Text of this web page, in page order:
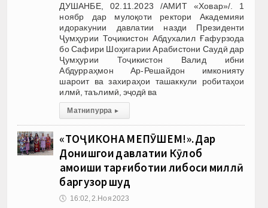
ДУШАНБЕ, 02.11.2023 /АМИТ «Ховар»/. 1
ноябр дар мулоқоти ректори Академияи
идоракунии давлатии назди Президенти
Ҷумҳурии Тоҷикистон Абдухалил Ғафурзода
бо Сафири Шоҳигарии Арабистони Саудӣ дар
Ҷумҳурии Тоҷикистон Валид ибни
Абдурраҳмон Ар-Решайдон имконияту
шароит ва захираҳои ташаккули робитаҳои
илмӣ, таълимӣ, эҷодӣ ва
Матни пурра ▸
«ТОҶИКОНА МЕПӮШЕМ!». Дар
Донишгоҳи давлатии Кӯлоб
ҳамоиши тарғиботии либоси миллӣ
баргузор шуд
🕔 16:02, 2.Ноя 2023